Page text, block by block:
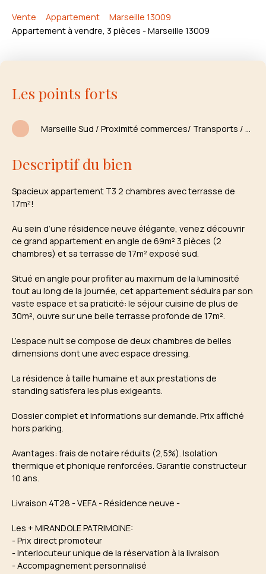
Vente Appartement
Marseille 13009
Appartement à vendre, 3 pièces - Marseille 13009
Les points forts
Descriptif du bien
Spacieux appartement T3 2 chambres avec terrasse de
17m²!
Au sein d’une résidence neuve élégante, venez découvrir
ce grand appartement en angle de 69m² 3 pièces (2
chambres) et sa terrasse de 17m² exposé sud.
Situé en angle pour profiter au maximum de la luminosité
tout au long de la journée, cet appartement séduira par son
vaste espace et sa praticité: le séjour cuisine de plus de
30m², ouvre sur une belle terrasse profonde de 17m².
L’espace nuit se compose de deux chambres de belles
dimensions dont une avec espace dressing.
La résidence à taille humaine et aux prestations de
standing satisfera les plus exigeants.
Dossier complet et informations sur demande. Prix affiché
hors parking.
Avantages: frais de notaire réduits (2,5%). Isolation
thermique et phonique renforcées. Garantie constructeur
10 ans.
Livraison 4T28 - VEFA - Résidence neuve -
Les + MIRANDOLE PATRIMOINE:
- Prix direct promoteur
- Interlocuteur unique de la réservation à la livraison
- Accompagnement personnalisé